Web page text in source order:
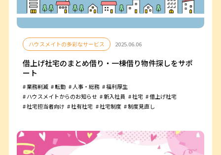
ハウスメイトの多彩なサービス 2025.06.06
借上げ社宅のまとめ借り・一棟借り物件探しをサポ
ート
業務削減 転勤 人事・総務
福利厚生
ハウスメイトからのお知らせ
新入社員 社宅
借上げ社宅
社宅担当者向け
社有社宅 社宅制度 制度見直し